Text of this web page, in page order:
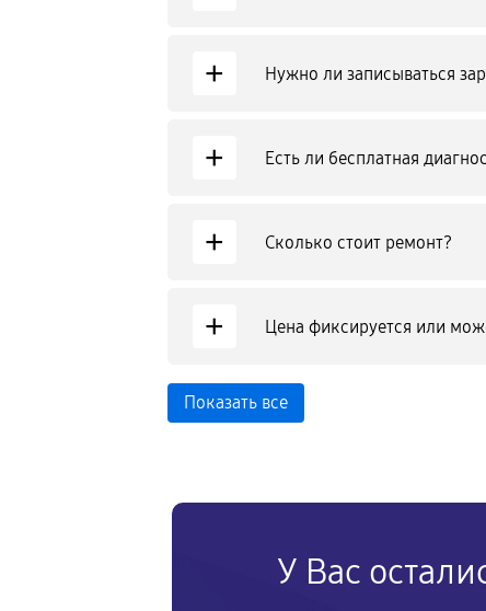
+ Нужно ли записываться
+ Есть ли бесплатная
+ Сколько стоит ремонт?
+ Цена фиксируется или
Показать все
У Вас